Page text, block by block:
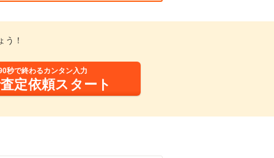
う！
秒で終わるカンタン入力
定依頼スタート